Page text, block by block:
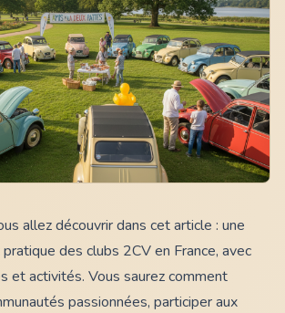
allez découvrir dans cet article : une
des clubs 2CV en France, avec
et activités. Vous saurez comment
passionnées, participer aux